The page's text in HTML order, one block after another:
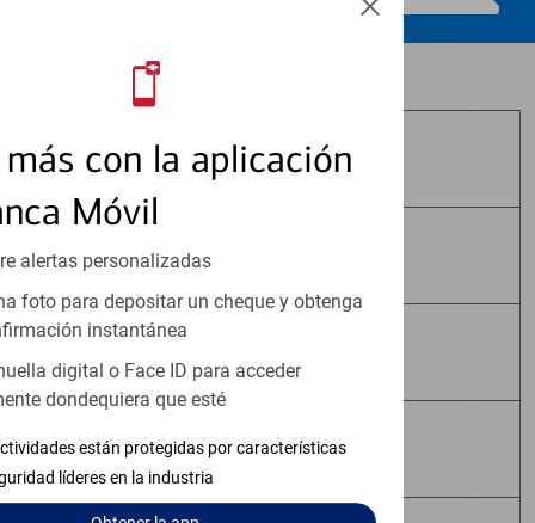
con la aplicación
Móvil
alertas personalizadas
foto para depositar un cheque y obtenga
instantánea
digital o Face ID para acceder
dondequiera que esté
están protegidas por características
líderes en la industria
Los productos de inversión y seguros:
No Están Asegurados por FDIC
No Tienen Garantía Bancaria
No Constituyen Depósitos